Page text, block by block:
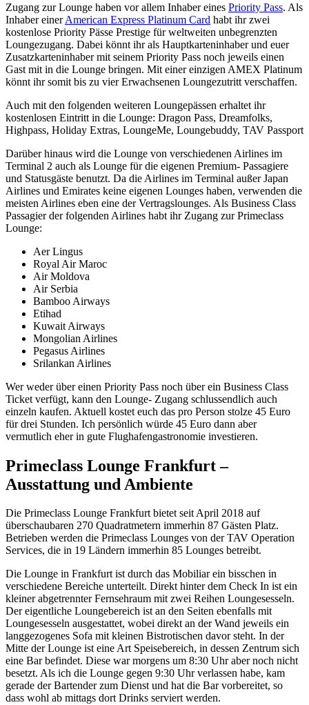
Zugang zur Lounge haben vor allem Inhaber eines Priority Pass. Als
Inhaber einerAmerican Express Platinum Card habt ihr zwei
kostenlose Priority Pässe Prestige für weltweiten unbegrenzten
Loungezugang. Dabei könnt ihr als Hauptkarteninhaber und euer
Zusatzkarteninhaber mit seinem Priority Pass noch jeweils einen
Gast mit in die Lounge bringen. Mit einer einzigen AMEX Platinum
könnt ihr somit bis zu vier Erwachsenen Loungezutritt verschaffen.
Auch mit den folgenden weiteren Loungepässen erhaltet ihr
kostenlosen Eintritt in die Lounge: Dragon Pass, Dreamfolks,
Highpass, Holiday Extras, LoungeMe, Loungebuddy, TAV Passport
Darüber hinaus wird die Lounge von verschiedenen Airlines im
Terminal 2 auch als Lounge für die eigenen Premium- Passagiere
und Statusgäste benutzt. Da die Airlines im Terminal außer Japan
Airlines und Emirates keine eigenen Lounges haben, verwenden die
meisten Airlines eben eine der Vertragslounges. Als Business Class
Passagier der folgenden Airlines habt ihr Zugang zur Primeclass
Lounge:
Aer Lingus
Royal Air Maroc
Air Moldova
Air Serbia
Bamboo Airways
Etihad
Kuwait Airways
Mongolian Airlines
Pegasus Airlines
Srilankan Airlines
Wer weder über einen Priority Pass noch über ein Business Class
Ticket verfügt, kann den Lounge- Zugang schlussendlich auch
einzeln kaufen. Aktuell kostet euch das pro Person stolze 45 Euro
für drei Stunden. Ich persönlich würde 45 Euro dann aber
vermutlich eher in gute Flughafengastronomie investieren.
Primeclass Lounge Frankfurt –
Ausstattung und Ambiente
Die Primeclass Lounge Frankfurt bietet seit April 2018 auf
überschaubaren 270 Quadratmetern immerhin 87 Gästen Platz.
Betrieben werden die Primeclass Lounges von der TAV Operation
Services, die in 19 Ländern immerhin 85 Lounges betreibt.
Die Lounge in Frankfurt ist durch das Mobiliar ein bisschen in
verschiedene Bereiche unterteilt. Direkt hinter dem Check In ist ein
kleiner abgetrennter Fernsehraum mit zwei Reihen Loungesesseln.
Der eigentliche Loungebereich ist an den Seiten ebenfalls mit
Loungesesseln ausgestattet, wobei direkt an der Wand jeweils ein
langgezogenes Sofa mit kleinen Bistrotischen davor steht. In der
Mitte der Lounge ist eine Art Speisebereich, in dessen Zentrum sich
eine Bar befindet. Diese war morgens um 8:30 Uhr aber noch nicht
besetzt. Als ich die Lounge gegen 9:30 Uhr verlassen habe, kam
gerade der Bartender zum Dienst und hat die Bar vorbereitet, so
dass wohl ab mittags dort Drinks serviert werden.